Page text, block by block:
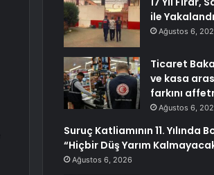
ile Yakalandı
Ağustos 6,
Ticaret
ve kasa
farkını
Ağustos 6,
Suruç Katliamının 11. Yılında
“Hiçbir Düş Yarım
Ağustos 6, 2026